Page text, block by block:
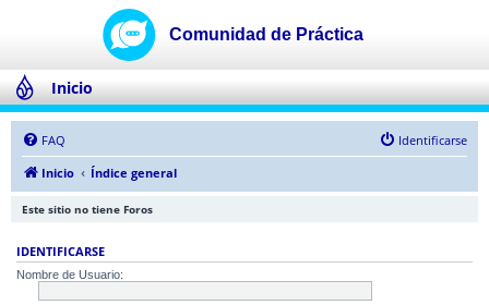
Inicio
FAQ
Identificarse
Inicio
Índice general
Este sitio no tiene Foros
IDENTIFICARSE
Nombre de Usuario: